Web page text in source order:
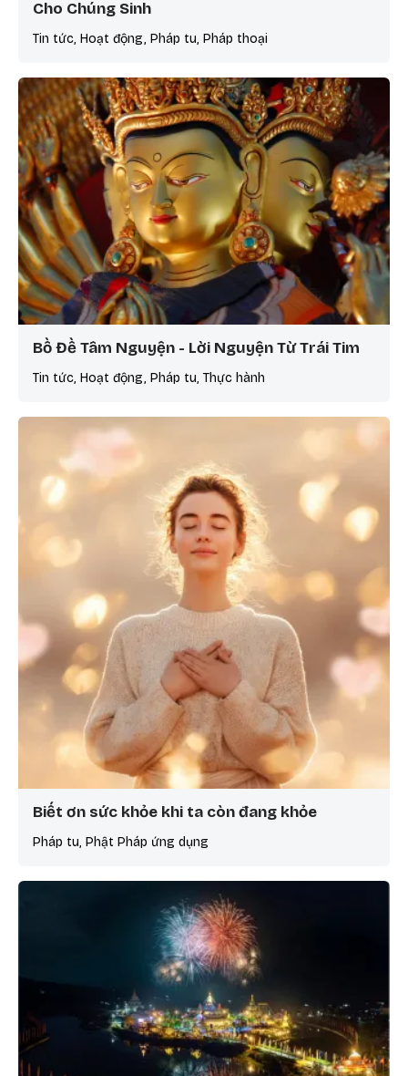
Cho Chúng Sinh
Tin tức, Hoạt động, Pháp tu, Pháp thoại
Bồ Đề Tâm Nguyện - Lời Nguyện Từ Trái Tim
Tin tức, Hoạt động, Pháp tu, Thực hành
Biết ơn sức khỏe khi ta còn đang khỏe
Pháp tu, Phật Pháp ứng dụng